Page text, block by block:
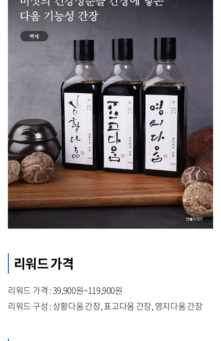
리워드 가격
리워드 가격 : 39,900원~119,900원
리워드 구성 : 상황다움 간장, 표고다움 간장, 영지다움 간장